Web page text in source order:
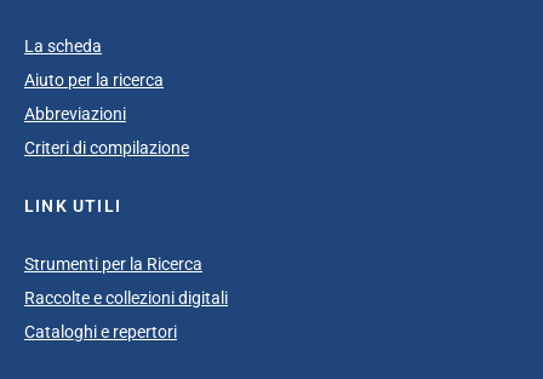
La scheda
Aiuto per la ricerca
Abbreviazioni
Criteri di compilazione
LINK UTILI
Strumenti per la Ricerca
Raccolte e collezioni digitali
Cataloghi e repertori